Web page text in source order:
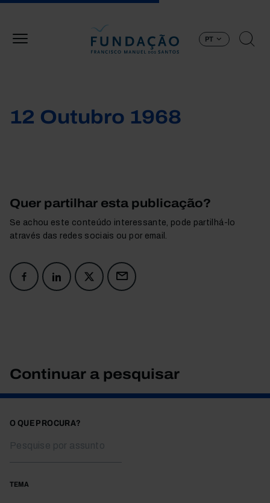
PT
12 Outubro 1968
Quer partilhar esta publicação?
Se achou este conteúdo interessante, pode partilhá-lo
através das redes sociais ou por email.
Continuar a pesquisar
O QUE PROCURA?
TEMA